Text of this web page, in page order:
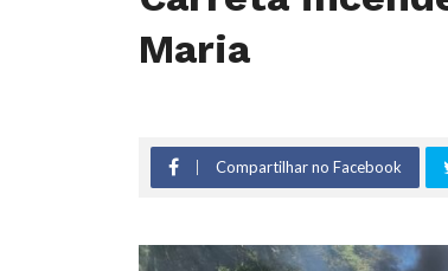
Maria
Compartilhar no Facebook